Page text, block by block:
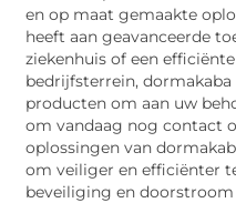
en op maat gemaakte
heeft aan geavanceerde
ziekenhuis of een
bedrijfsterrein, dormakaba
producten om aan uw
om vandaag nog contact
oplossingen van
om veiliger en efficiënter
beveiliging en